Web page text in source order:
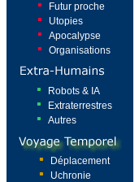
Futur proche
Utopies
Apocalypse
Organisations
Robots & IA
Extraterrestres
Autres
Déplacement
Uchronie